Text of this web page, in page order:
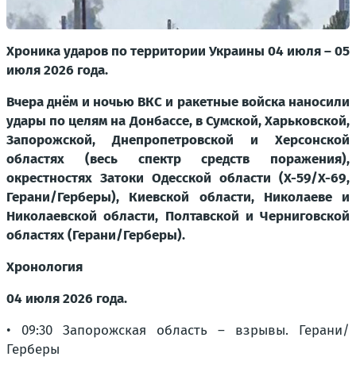
Хроника ударов по территории Украины 04 июля – 05
июля 2026 года.
Вчера днём и ночью ВКС и ракетные войска наносили
удары по целям на Донбассе, в Сумской, Харьковской,
Запорожской, Днепропетровской и Херсонской
областях (весь спектр средств поражения),
окрестностях Затоки Одесской области (Х-59/Х-69,
Герани/Герберы), Киевской области, Николаеве и
Николаевской области, Полтавской и Черниговской
областях (Герани/Герберы).
Хронология
04 июля 2026 года.
• 09:30 Запорожская область – взрывы. Герани/
Герберы